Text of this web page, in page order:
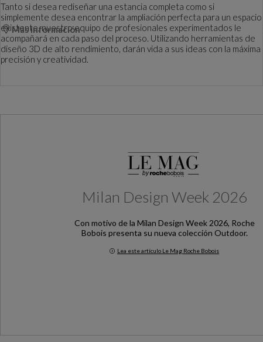
Tanto si desea rediseñar una estancia completa como si
simplemente desea encontrar la ampliación perfecta para un espacio
existente, nuestro equipo de profesionales experimentados le
acompañará en cada paso del proceso. Utilizando herramientas de
diseño 3D de alto rendimiento, darán vida a sus ideas con la máxima
precisión y creatividad.
Más información
Milan Design Week 2026
Con motivo de la Milan Design Week 2026, Roche
Bobois presenta su nueva colección Outdoor.
Lea este artículo Le Mag Roche Bobois
Milan Design Week 2026